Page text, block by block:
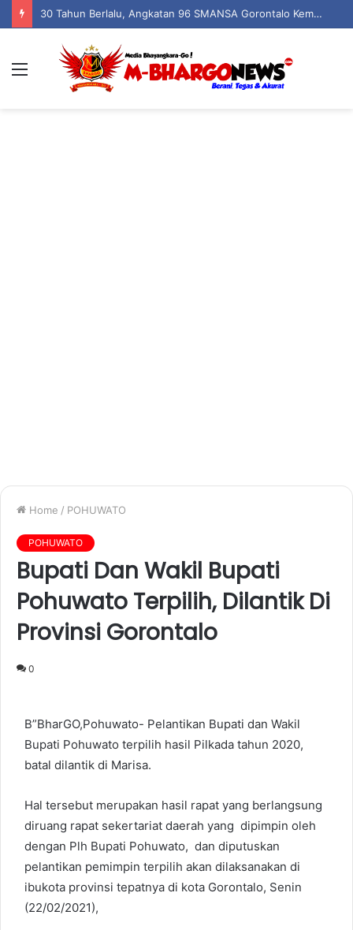
30 Tahun Berlalu, Angkatan 96 SMANSA Gorontalo Kembali Bersatu: Nostalgia, Tawa, dan Kenangan dalam Reuni Akbar
Home / POHUWATO
POHUWATO
Bupati Dan Wakil Bupati
Pohuwato Terpilih, Dilantik Di
Provinsi Gorontalo
0
B”BharGO,Pohuwato- Pelantikan Bupati dan Wakil
Bupati Pohuwato terpilih hasil Pilkada tahun 2020,
batal dilantik di Marisa.
Hal tersebut merupakan hasil rapat yang berlangsung
diruang rapat sekertariat daerah yang dipimpin oleh
dengan Plh Bupati Pohuwato, dan diputuskan
pelantikan pemimpin terpilih akan dilaksanakan di
ibukota provinsi tepatnya di kota Gorontalo, Senin
(22/02/2021),